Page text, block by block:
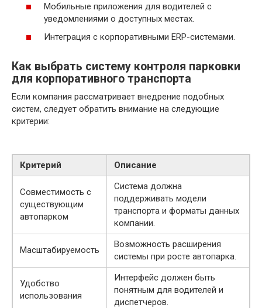
Мобильные приложения для водителей с
уведомлениями о доступных местах.
Интеграция с корпоративными ERP-системами.
Как выбрать систему контроля парковки
для корпоративного транспорта
Если компания рассматривает внедрение подобных
систем, следует обратить внимание на следующие
критерии:
Критерий Описание
Совместимость с
существующим
автопарком
Система должна
поддерживать модели
транспорта и форматы данных
компании.
Масштабируемость
Возможность расширения
системы при росте автопарка.
Удобство
использования
Интерфейс должен быть
понятным для водителей и
диспетчеров.